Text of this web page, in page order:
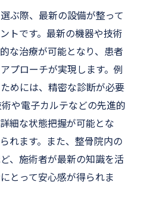
ぶ際、最新の設備が整って
トです。最新の機器や技術
な治療が可能となり、患者
プローチが実現します。例
めには、精密な診断が必要
や電子カルテなどの先進的
細な状態把握が可能とな
れます。また、整骨院内の
、施術者が最新の知識を活
とって安心感が得られま